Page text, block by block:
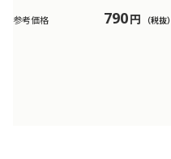
参考価格 790円 （税抜）